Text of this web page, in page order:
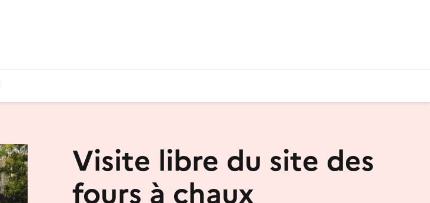
Visite libre du site des
fours à chaux